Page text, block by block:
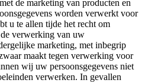
de marketing van producten en
worden verwerkt voor
u te allen tijde het recht om
verwerking van uw
marketing, met inbegrip
maakt tegen verwerking voor
wij uw persoonsgegevens niet
verwerken. In gevallen